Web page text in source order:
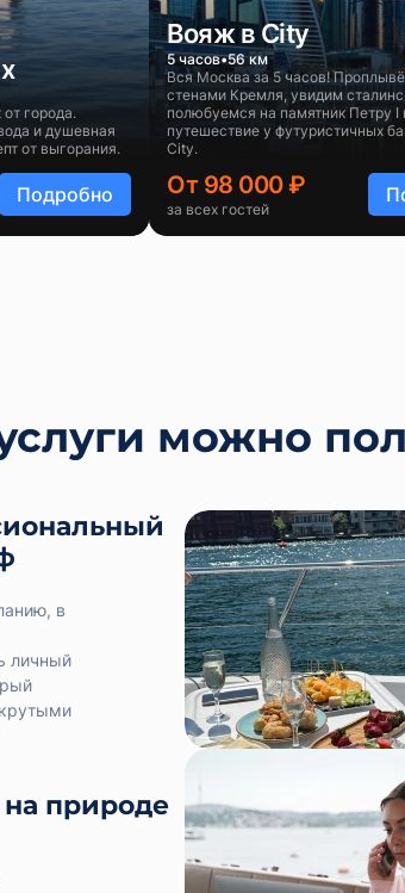
города.
и душевная
от выгорания.
Подробно
Вояж в City
5 часов 56 км
Вся Москва за 5 часов!
стенами Кремля, увидим
полюбуемся на памятник Петру I
путешествие у футуристичных
City.
От 98 000 ₽
за всех гостей
можно
в
личный
природе